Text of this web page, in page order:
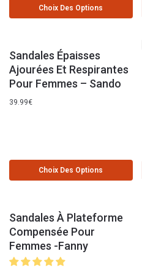
Choix Des Options
Sandales Épaisses
Ajourées Et Respirantes
Pour Femmes – Sando
39.99€
Choix Des Options
Sandales À Plateforme
Compensée Pour
Femmes -Fanny